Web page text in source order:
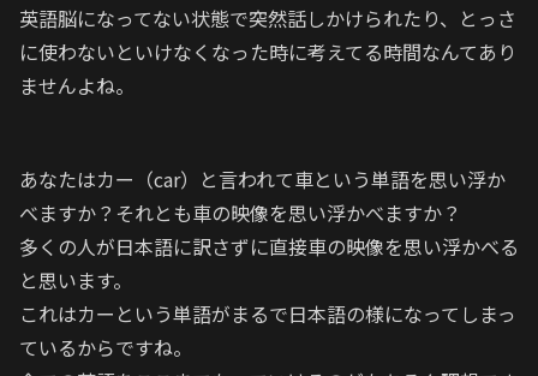
英語脳になってない状態で突然話しかけられたり、とっさ
に使わないといけなくなった時に考えてる時間なんてあり
ませんよね。
あなたはカー（car）と言われて車という単語を思い浮か
べますか？それとも車の映像を思い浮かべますか？
多くの人が日本語に訳さずに直接車の映像を思い浮かべる
と思います。
これはカーという単語がまるで日本語の様になってしまっ
ているからですね。